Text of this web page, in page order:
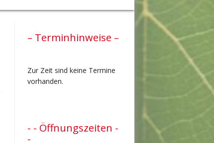
– Terminhinweise –
Zur Zeit sind keine Termine
vorhanden.
- - Öffnungszeiten -
-